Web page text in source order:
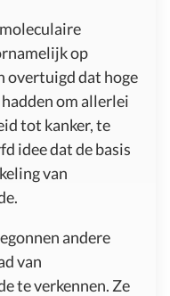
op
overtuigd dat hoge
om allerlei
tot kanker, te
idee dat de basis
van
andere
van
te verkennen. Ze